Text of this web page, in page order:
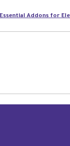
Essential Addons for